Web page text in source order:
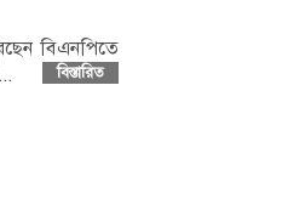
বিএনপিতে
বিস্তারিত